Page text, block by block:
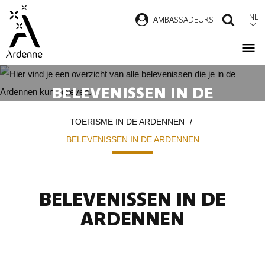
Overslaan
naar
inhoud
gaan
AMBASSADEURS NL
BELEVENISSEN IN DE
TOERISME IN DE ARDENNEN
BELEVENISSEN IN DE ARDENNEN
BELEVENISSEN IN DE
ARDENNEN